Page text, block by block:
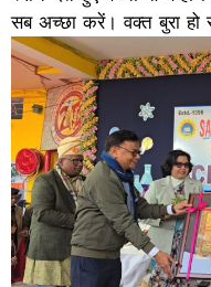
सब अच्छा करें। वक्त बुरा हो